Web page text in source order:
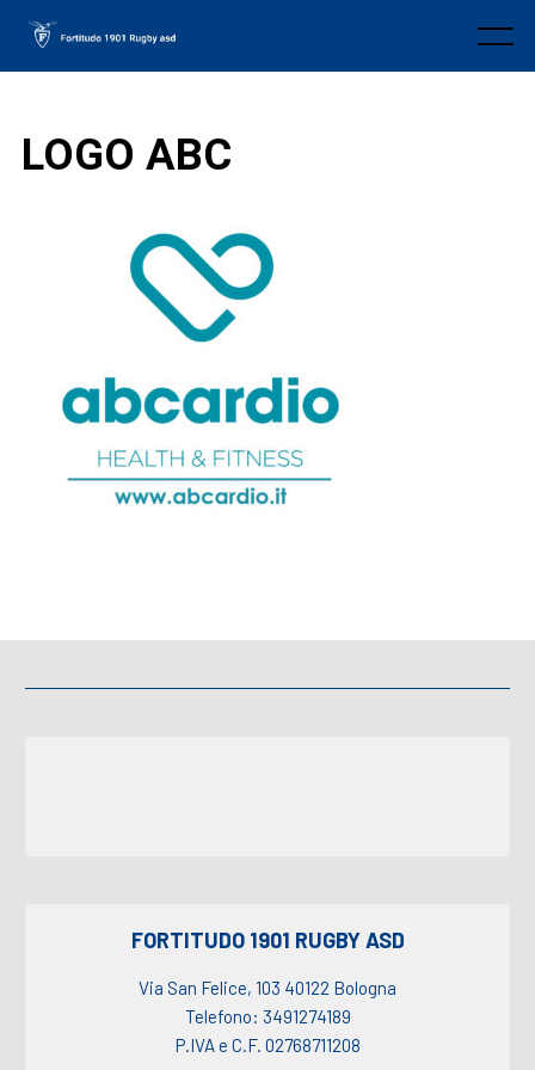
content
Menu
LOGO ABC
FORTITUDO 1901 RUGBY ASD
Via San Felice, 103 40122 Bologna
Telefono: 3491274189
P.IVA e C.F. 02768711208